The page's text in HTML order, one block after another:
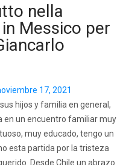
nella
Messico per
17, 2021
hijos y familia en general,
en un encuentro familiar muy
muy educado, tengo un
esta partida por la tristeza
Desde Chile un abrazo